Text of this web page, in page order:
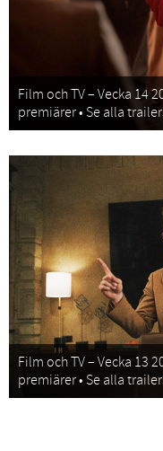
Film och TV – Vecka 14
premiärer • Se alla
Film och TV – Vecka 13
premiärer • Se alla